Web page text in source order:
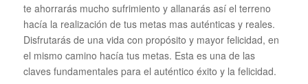
te ahorrarás mucho sufrimiento y allanarás así el terreno
hacía la realización de tus metas mas auténticas y reales.
Disfrutarás de una vida con propósito y mayor felicidad, en
el mismo camino hacía tus metas. Esta es una de las
claves fundamentales para el auténtico éxito y la felicidad.